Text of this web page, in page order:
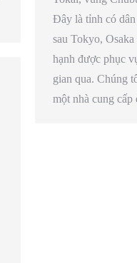
Đây là tỉnh có
sau Tokyo,
hạnh được phục
gian qua. Chúng
một nhà cung